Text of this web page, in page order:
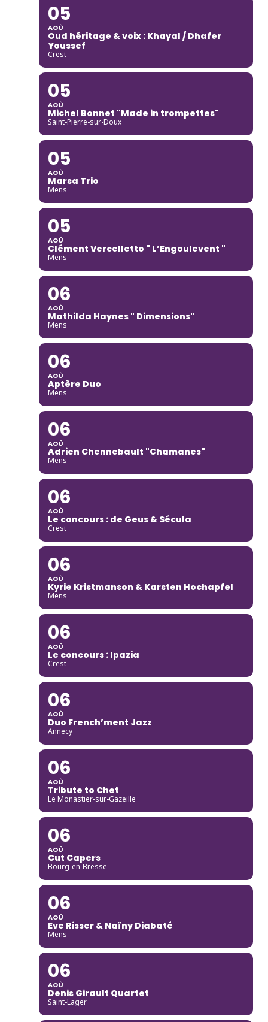
05
AOÛ
Oud héritage & voix : Khayal / Dhafer
Youssef
Crest
05
AOÛ
Michel Bonnet "Made in trompettes"
Saint-Pierre-sur-Doux
05
AOÛ
Marsa Trio
Mens
05
AOÛ
Clément Vercelletto " L’Engoulevent "
Mens
06
AOÛ
Mathilda Haynes " Dimensions"
Mens
06
AOÛ
Aptère Duo
Mens
06
AOÛ
Adrien Chennebault "Chamanes"
Mens
06
AOÛ
Le concours : de Geus & Sécula
Crest
06
AOÛ
Kyrie Kristmanson & Karsten Hochapfel
Mens
06
AOÛ
Le concours : Ipazia
Crest
06
AOÛ
Duo French’ment Jazz
Annecy
06
AOÛ
Tribute to Chet
Le Monastier-sur-Gazeille
06
AOÛ
Cut Capers
Bourg-en-Bresse
06
AOÛ
Eve Risser & Naïny Diabaté
Mens
06
AOÛ
Denis Girault Quartet
Saint-Lager